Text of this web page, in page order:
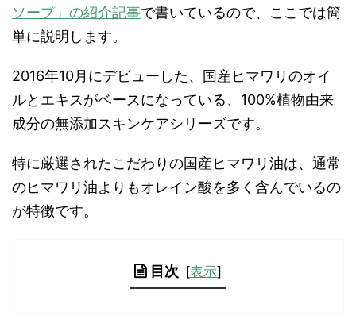
ソープ」の紹介記事で書いているので、ここでは簡
単に説明します。
2016年10月にデビューした、国産ヒマワリのオイ
ルとエキスがベースになっている、100%植物由来
成分の無添加スキンケアシリーズです。
特に厳選されたこだわりの国産ヒマワリ油は、通常
のヒマワリ油よりもオレイン酸を多く含んでいるの
が特徴です。
目次 [表示]